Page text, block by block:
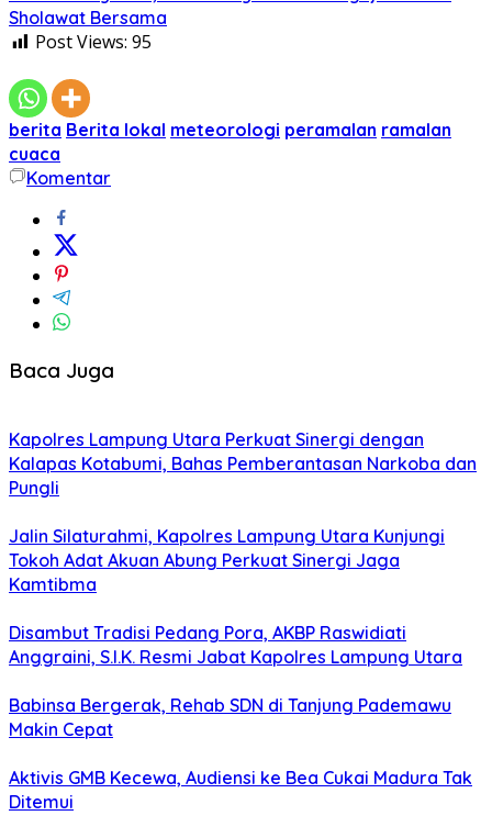
Sholawat Bersama
Post Views: 95
berita Berita lokal meteorologi peramalan ramalan
cuaca
Komentar
Baca Juga
Kapolres Lampung Utara Perkuat Sinergi dengan
Kalapas Kotabumi, Bahas Pemberantasan Narkoba dan
Pungli
Jalin Silaturahmi, Kapolres Lampung Utara Kunjungi
Tokoh Adat Akuan Abung Perkuat Sinergi Jaga
Kamtibma
Disambut Tradisi Pedang Pora, AKBP Raswidiati
Anggraini, S.I.K. Resmi Jabat Kapolres Lampung Utara
Babinsa Bergerak, Rehab SDN di Tanjung Pademawu
Makin Cepat
Aktivis GMB Kecewa, Audiensi ke Bea Cukai Madura Tak
Ditemui